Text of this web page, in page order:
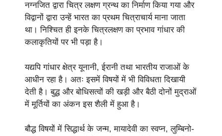
नग्नजित द्वारा चित्र लक्षण ग्रन्थ का निर्माण किया गया और
विद्वानों द्वारा उन्हें भारत का प्रथम चित्राचार्य माना जाता
था। निश्चित ही इनके चित्रलक्षण का प्रभाव गांधार की
कलाकृतियों पर भी पड़ा है।
यद्यपि गांधार क्षेत्र यूनानी, ईरानी तथा भारतीय राजाओं के
आधीन रहा है। अतः इसमें विषयों में भी विविधता दिखायी
देती है। बुद्ध और बोधिसत्वों की खड़ी और बैठी दोनों मुद्राओं
में मूर्तियों का अंकन इस शैली में हुआ है।
बौद्ध विषयों में सिद्धार्थ के जन्म, मायादेवी का स्वप्न, लुम्बिनो-